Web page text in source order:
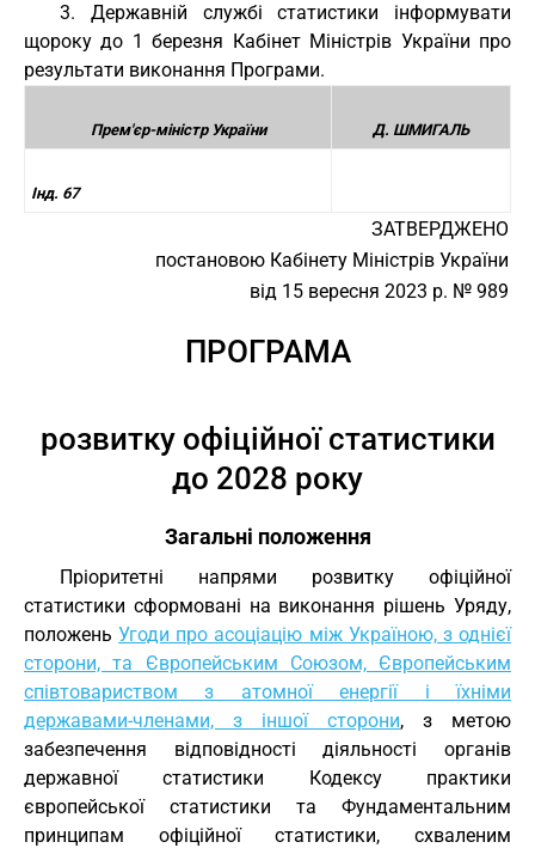
3. Державній службі статистики інформувати
щороку до 1 березня Кабінет Міністрів України про
результати виконання Програми.
Прем'єр-міністр України Д. ШМИГАЛЬ
Інд. 67
ЗАТВЕРДЖЕНО
постановою Кабінету Міністрів України
від 15 вересня 2023 р. № 989
ПРОГРАМА
розвитку офіційної статистики
до 2028 року
Загальні положення
Пріоритетні напрями розвитку офіційної
статистики сформовані на виконання рішень Уряду,
положеньУгоди про асоціацію між Україною, з однієї
сторони, та Європейським Союзом, Європейським
співтовариством з атомної енергії і їхніми
державами-членами, з іншої сторони, з метою
забезпечення відповідності діяльності органів
державної статистики Кодексу практики
європейської статистики та Фундаментальним
принципам офіційної статистики, схваленим